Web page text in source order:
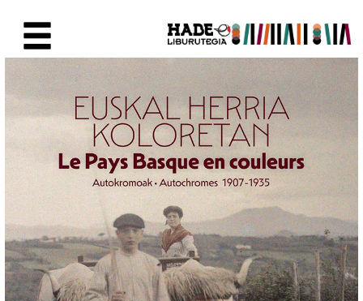
Eskuratu berriak Fitxa -